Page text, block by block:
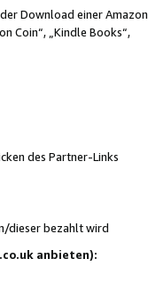
Download einer Amazon
Coin“, „Kindle Books“,
des Partner-Links
dieser bezahlt wird
anbieten):